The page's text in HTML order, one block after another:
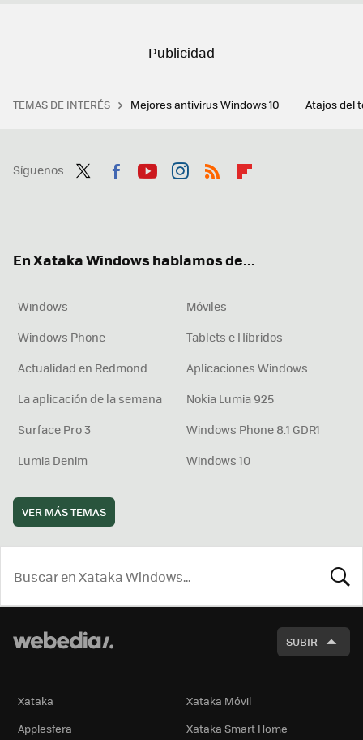
TEMAS DE INTERÉS Mejores antivirus Windows 10 Atajos del
Síguenos
En Xataka Windows hablamos de...
Windows
Móviles
Windows Phone
Tablets e Híbridos
Actualidad en Redmond
Aplicaciones Windows
La aplicación de la semana
Nokia Lumia 925
Surface Pro 3
Windows Phone 8.1 GDR1
Lumia Denim
Windows 10
VER MÁS TEMAS
SUBIR
Xataka
Xataka Móvil
Applesfera
Xataka Smart Home